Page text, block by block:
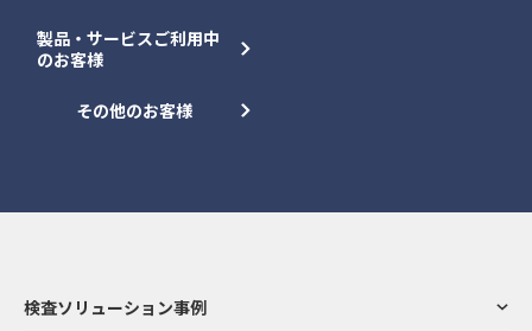
製品・サービスご利用中
のお客様
その他のお客様
検査ソリューション事例